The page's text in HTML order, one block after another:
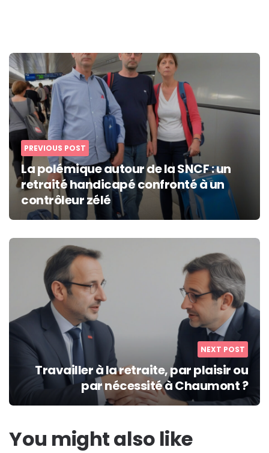
Post
navigation
PREVIOUS POST
La polémique autour de la SNCF : un
retraité handicapé confronté à un
contrôleur zélé
NEXT POST
Travailler à la retraite, par plaisir ou
par nécessité à Chaumont ?
You might also like